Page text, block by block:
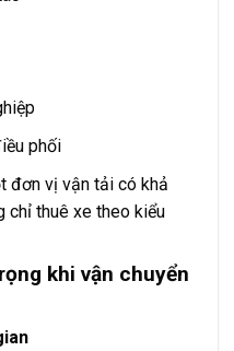
phối
đơn vị vận tải có khả
chỉ thuê xe theo kiểu
khi vận chuyển